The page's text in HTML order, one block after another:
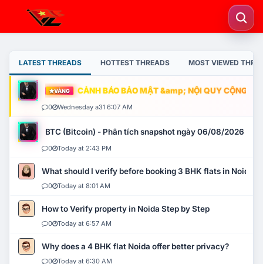
LATEST THREADS HOTTEST THREADS MOST VIEWED
VÀNG CẢNH BÁO BẢO MẬT &amp; NỘI QUY CỘNG
0 Wednesday a31 6:07 AM
BTC (Bitcoin) - Phân tích snapshot ngày 06/08/2026
0 Today at 2:43 PM
What should I verify before booking 3 BHK flats in Noida?
0 Today at 8:01 AM
How to Verify property in Noida Step by Step
0 Today at 6:57 AM
Why does a 4 BHK flat Noida offer better privacy?
0 Today at 6:30 AM